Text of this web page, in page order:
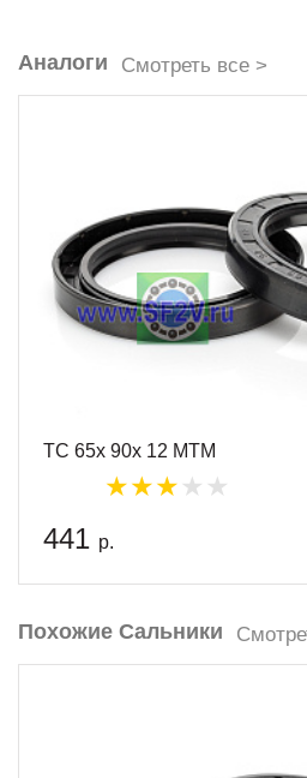
Аналоги Смотреть все >
TC 65x 90x 12 MTM
441 р.
Похожие Сальники